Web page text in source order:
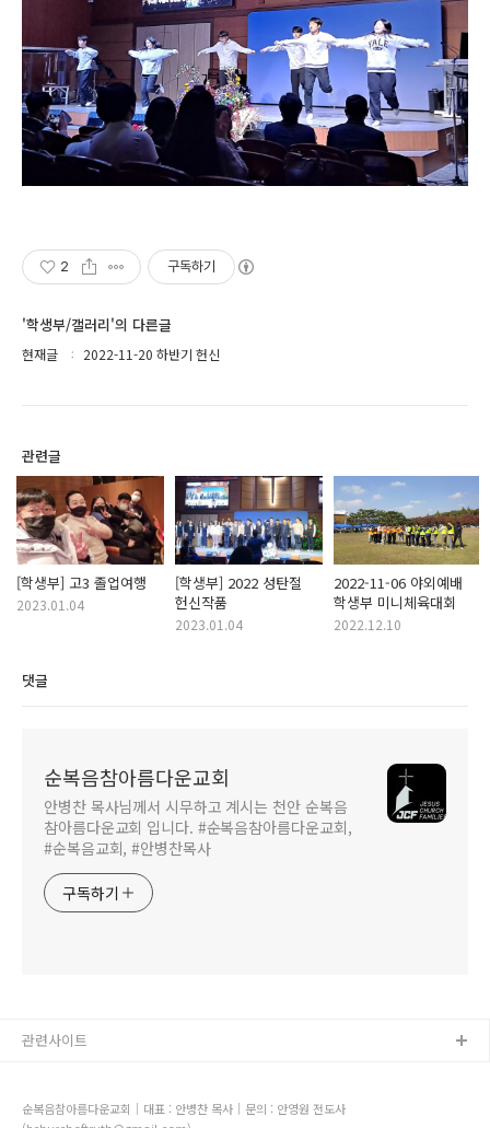
2 구독하기
'학생부/갤러리'의 다른글
현재글 2022-11-20 하반기 헌신
관련글
[학생부] 고3 졸업여행
2023.01.04
[학생부] 2022 성탄절
헌신작품
2023.01.04
2022-11-06 야외예배
학생부 미니체육대회
2022.12.10
댓글
순복음참아름다운교회
안병찬 목사님께서 시무하고 계시는 천안 순복음
참아름다운교회 입니다. #순복음참아름다운교회,
#순복음교회, #안병찬목사
구독하기
순복음참아름다운교회｜대표 : 안병찬 목사｜문의 : 안영원 전도사
관련사이트